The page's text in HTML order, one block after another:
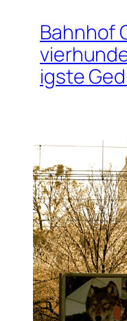
Bahnhof
igste